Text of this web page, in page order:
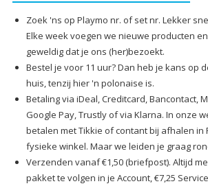
Zoek 'ns op Playmo nr. of set nr. Lekker
Elke week voegen we nieuwe producten
geweldig dat je ons (her)bezoekt.
Bestel je voor 11 uur? Dan heb je kans op
huis, tenzij hier 'n polonaise is.
Betaling via iDeal, Creditcard, Bancontact,
Google Pay, Trustly of via Klarna. In onze
betalen met Tikkie of contant bij afhalen in
fysieke winkel. Maar we leiden je graag
Verzenden vanaf €1,50 (briefpost). Altijd
pakket te volgen in je Account, €7,25